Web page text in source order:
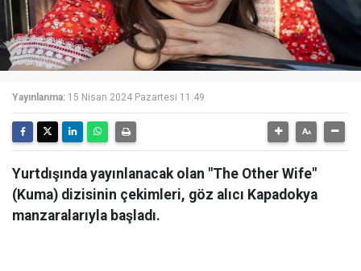
Yayınlanma: 15 Nisan 2024 Pazartesi 11:49
Yurtdışında yayınlanacak olan "The Other Wife"
(Kuma) dizisinin çekimleri, göz alıcı Kapadokya
manzaralarıyla başladı.